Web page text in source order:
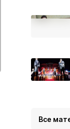
Все